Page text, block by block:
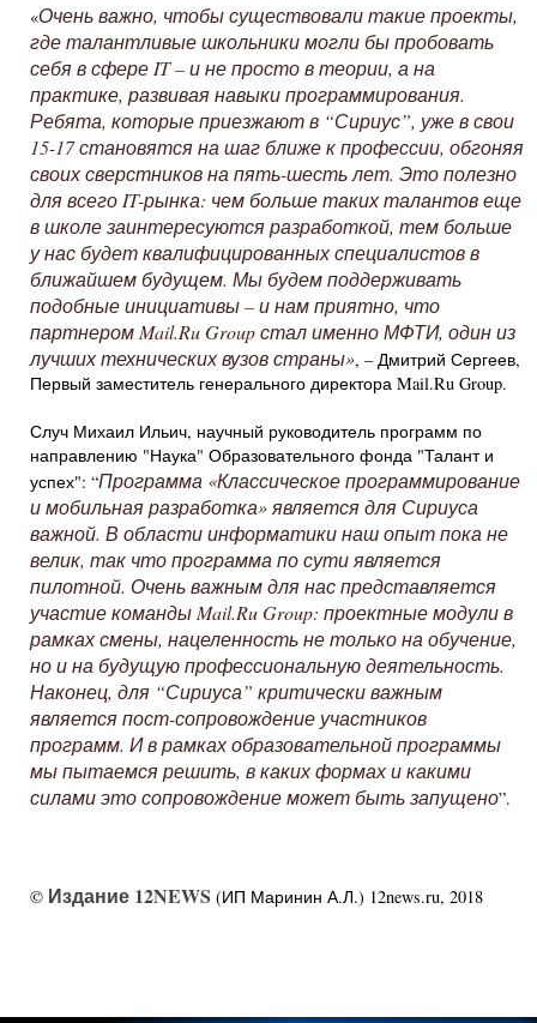
«Очень важно, чтобы существовали такие проекты,
где талантливые школьники могли бы пробовать
себя в сфере IT – и не просто в теории, а на
практике, развивая навыки программирования.
Ребята, которые приезжают в “Сириус”, уже в свои
15-17 становятся на шаг ближе к профессии, обгоняя
своих сверстников на пять-шесть лет. Это полезно
для всего IT-рынка: чем больше таких талантов еще
в школе заинтересуются разработкой, тем больше
у нас будет квалифицированных специалистов в
ближайшем будущем. Мы будем поддерживать
подобные инициативы – и нам приятно, что
партнером Mail.Ru Group стал именно МФТИ, один из
лучших технических вузов страны», – Дмитрий Сергеев,
Первый заместитель генерального директора Mail.Ru Group.
Случ Михаил Ильич, научный руководитель программ по
направлению "Наука" Образовательного фонда "Талант и
успех": “Программа «Классическое программирование
и мобильная разработка» является для Сириуса
важной. В области информатики наш опыт пока не
велик, так что программа по сути является
пилотной. Очень важным для нас представляется
участие команды Mail.Ru Group: проектные модули в
рамках смены, нацеленность не только на обучение,
но и на будущую профессиональную деятельность.
Наконец, для “Сириуса” критически важным
является пост-сопровождение участников
программ. И в рамках образовательной программы
мы пытаемся решить, в каких формах и какими
силами это сопровождение может быть запущено”.
© Издание 12NEWS (ИП Маринин А.Л.) 12news.ru, 2018